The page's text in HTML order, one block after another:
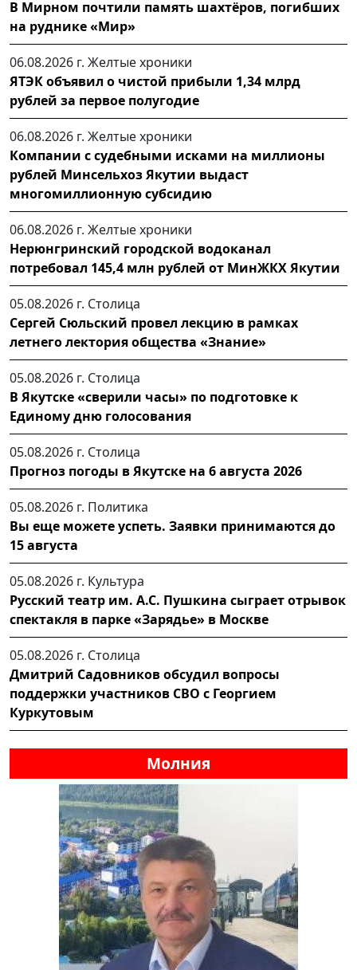
В Мирном почтили память шахтёров, погибших
на руднике «Мир»
06.08.2026 г. Желтые хроники
ЯТЭК объявил о чистой прибыли 1,34 млрд
рублей за первое полугодие
06.08.2026 г. Желтые хроники
Компании с судебными исками на миллионы
рублей Минсельхоз Якутии выдаст
многомиллионную субсидию
06.08.2026 г. Желтые хроники
Нерюнгринский городской водоканал
потребовал 145,4 млн рублей от МинЖКХ Якутии
05.08.2026 г. Столица
Сергей Сюльский провел лекцию в рамках
летнего лектория общества «Знание»
05.08.2026 г. Столица
В Якутске «сверили часы» по подготовке к
Единому дню голосования
05.08.2026 г. Столица
Прогноз погоды в Якутске на 6 августа 2026
05.08.2026 г. Политика
Вы еще можете успеть. Заявки принимаются до
15 августа
05.08.2026 г. Культура
Русский театр им. А.С. Пушкина сыграет отрывок
спектакля в парке «Зарядье» в Москве
05.08.2026 г. Столица
Дмитрий Садовников обсудил вопросы
поддержки участников СВО с Георгием
Куркутовым
Молния